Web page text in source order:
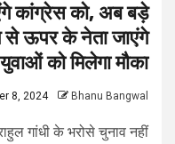
कांग्रेस को, अब बड़े
से ऊपर के नेता जाएंगे
को मिलेगा मौका
8, 2024 Bhanu Bangwal
गांधी के भरोसे चुनाव नहीं